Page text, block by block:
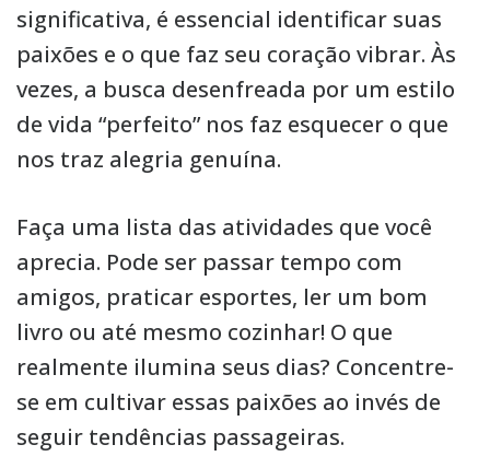
significativa, é essencial identificar suas
paixões e o que faz seu coração vibrar. Às
vezes, a busca desenfreada por um estilo
de vida “perfeito” nos faz esquecer o que
nos traz alegria genuína.
Faça uma lista das atividades que você
aprecia. Pode ser passar tempo com
amigos, praticar esportes, ler um bom
livro ou até mesmo cozinhar! O que
realmente ilumina seus dias? Concentre-
se em cultivar essas paixões ao invés de
seguir tendências passageiras.